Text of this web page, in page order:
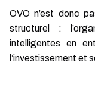
OVO n’est donc
structurel :
intelligentes en
l’investissement et